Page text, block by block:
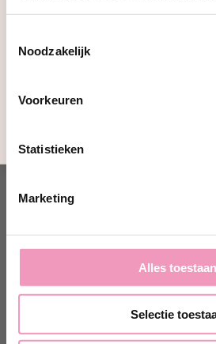
Noodzakelijk
Voorkeuren
Statistieken
Marketing
Alles toestaan
Selectie
Productspecificaties
jouw@e-mailadres.com
Ja, ik wil 10% korting!